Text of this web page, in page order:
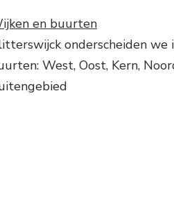
en buurten
onderscheiden we
West, Oost, Kern,